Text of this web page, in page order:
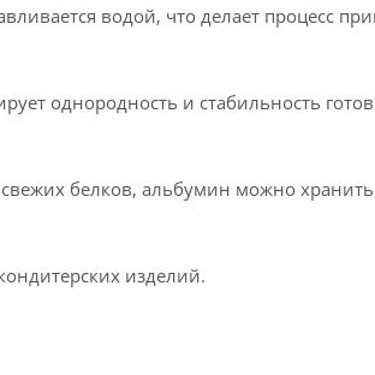
водой, что делает процесс
однородность и стабильность
белков, альбумин можно
изделий.